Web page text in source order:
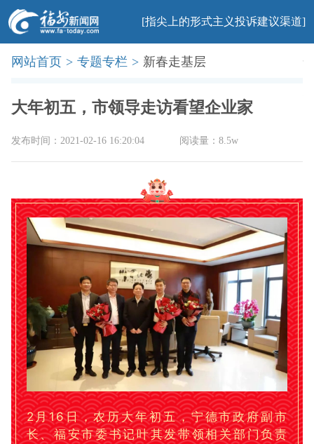
[指尖上的形式主义投诉建议渠道]
首页 新闻 社会 民生 法治
教育
网站首页 > 专题专栏 > 新春走基层
大年初五，市领导走访看望企业家
阅读量：8.5w
发布时间：2021-02-16 16:20:04
2月16日，农历大年初五，宁德市政府副市
长、福安市委书记叶其发带领相关部门负责